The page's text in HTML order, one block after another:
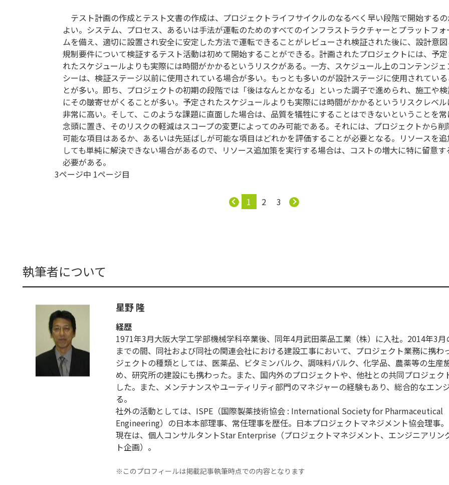
テスト計画の作成とテスト文書の作成は、プロジェクトライフサイクルのなるべく早い段階で開始する
よい。システム、プロセス、あるいは手法が運転のためのすべてのインフラストラクチャーとプラットフォ
ムを備え、適切に設置され安全に安定した方法で運転できることがレビューされ検証された後に、設計意図
規制要件について検証するテスト活動は初めて開始することができる。計画されたプロジェクトには、予定
れたスケジュールよりも実際には時間がかかるというリスクがある。一方、スケジュール上のコンテンジェ
シーは、検証ステージ以前に使用されている場合が多い。もっとも多いのが設計ステージに使用されている
とが多い。即ち、プロジェクトの初期の段階では「後はなんとかなる」といった調子で進められ、施工や
にその皺寄せがくることが多い。予定されたスケジュールよりも実際には時間がかかるというリスクレベル
非常に高い。そして、このような課題に直面した場合は、品質を犠牲にすることはできないということを常
念頭に置き、そのリスクの軽減はスコープの変更によってのみ可能である。それには、プロジェクトから削
可能な項目はあるか、あるいは先延ばしが可能な項目はどれかを評価することが必要となる。リソースを追
しても単純に解決できない場合があるので、リソース追加策を実行する場合は、コストの増大に特に留意す
必要がある。
3ページ中 1ページ目
1 2 3
執筆者について
星野 隆
経歴
1971年3月大阪大学工学部機械学科卒業後、同年4月武田薬品工業（株）に入社。2014年3月
までの間、同社および同社の関連会社における建設工事において、プロジェクト業務に携わ
ジェクトの種類としては、医薬品、ビタミンバルク、調味料バルク、化学品、農薬等の生産
め、研究所の建設にも携わった。また、国内外のプロジェクトや、他社との共同プロジェク
した。また、メンテナンスやユーティリティ部門のマネジャーの経験もあり、総合的なエン
る。
社外の活動としては、ISPE（国際製薬技術協会 : International Society for Pharmaceutical
Engineering）の日本本部理事、常任理事を歴任。日本プロジェクトマネジメント協会理事。
現在は、個人コンサルタントStar Enterprise（プロジェクトマネジメント、エンジニアリン
ト企画）。
※このプロフィールは掲載記事執筆時点での内容となります